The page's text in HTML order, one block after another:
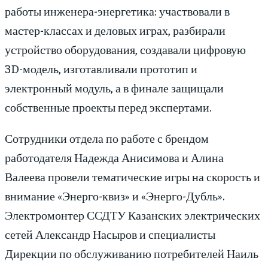
работы инженера-энергетика: участвовали в
мастер-классах и деловых играх, разбирали
устройство оборудования, создавали цифровую
3D-модель, изготавливали прототип и
электронный модуль, а в финале защищали
собственные проекты перед экспертами.
Сотрудники отдела по работе с брендом
работодателя Надежда Анисимова и Алина
Валеева провели тематические игры на скорость и
внимание «Энерго-квиз» и «Энерго-Дубль».
Электромонтер ССДТУ Казанских электрических
сетей Александр Насыров и специалисты
Дирекции по обслуживанию потребителей Наиль